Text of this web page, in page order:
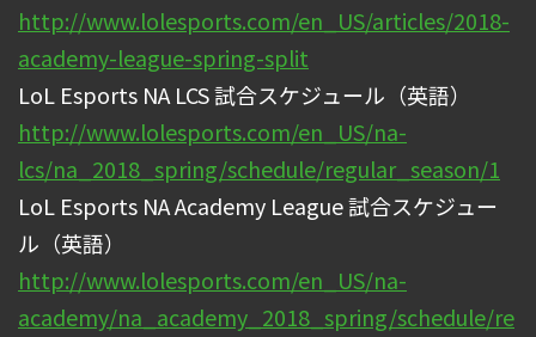
http://www.lolesports.com/en_US/articles/2018-
academy-league-spring-split
LoL Esports NA LCS 試合スケジュール（英語）
http://www.lolesports.com/en_US/na-
lcs/na_2018_spring/schedule/regular_season/1
LoL Esports NA Academy League 試合スケジュー
ル（英語）
http://www.lolesports.com/en_US/na-
academy/na_academy_2018_spring/schedule/re